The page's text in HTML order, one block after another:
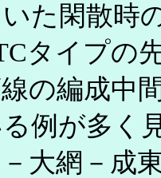
た閑散時
タイプの
の編成中
例が多く
大網－成